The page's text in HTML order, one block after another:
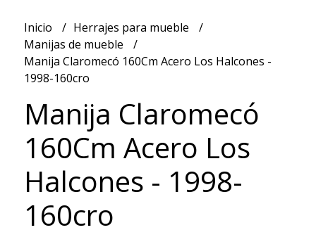
Inicio
Herrajes para mueble
Manijas de mueble
Manija Claromecó 160Cm Acero Los Halcones -
1998-160cro
Manija Claromecó
160Cm Acero Los
Halcones - 1998-
160cro